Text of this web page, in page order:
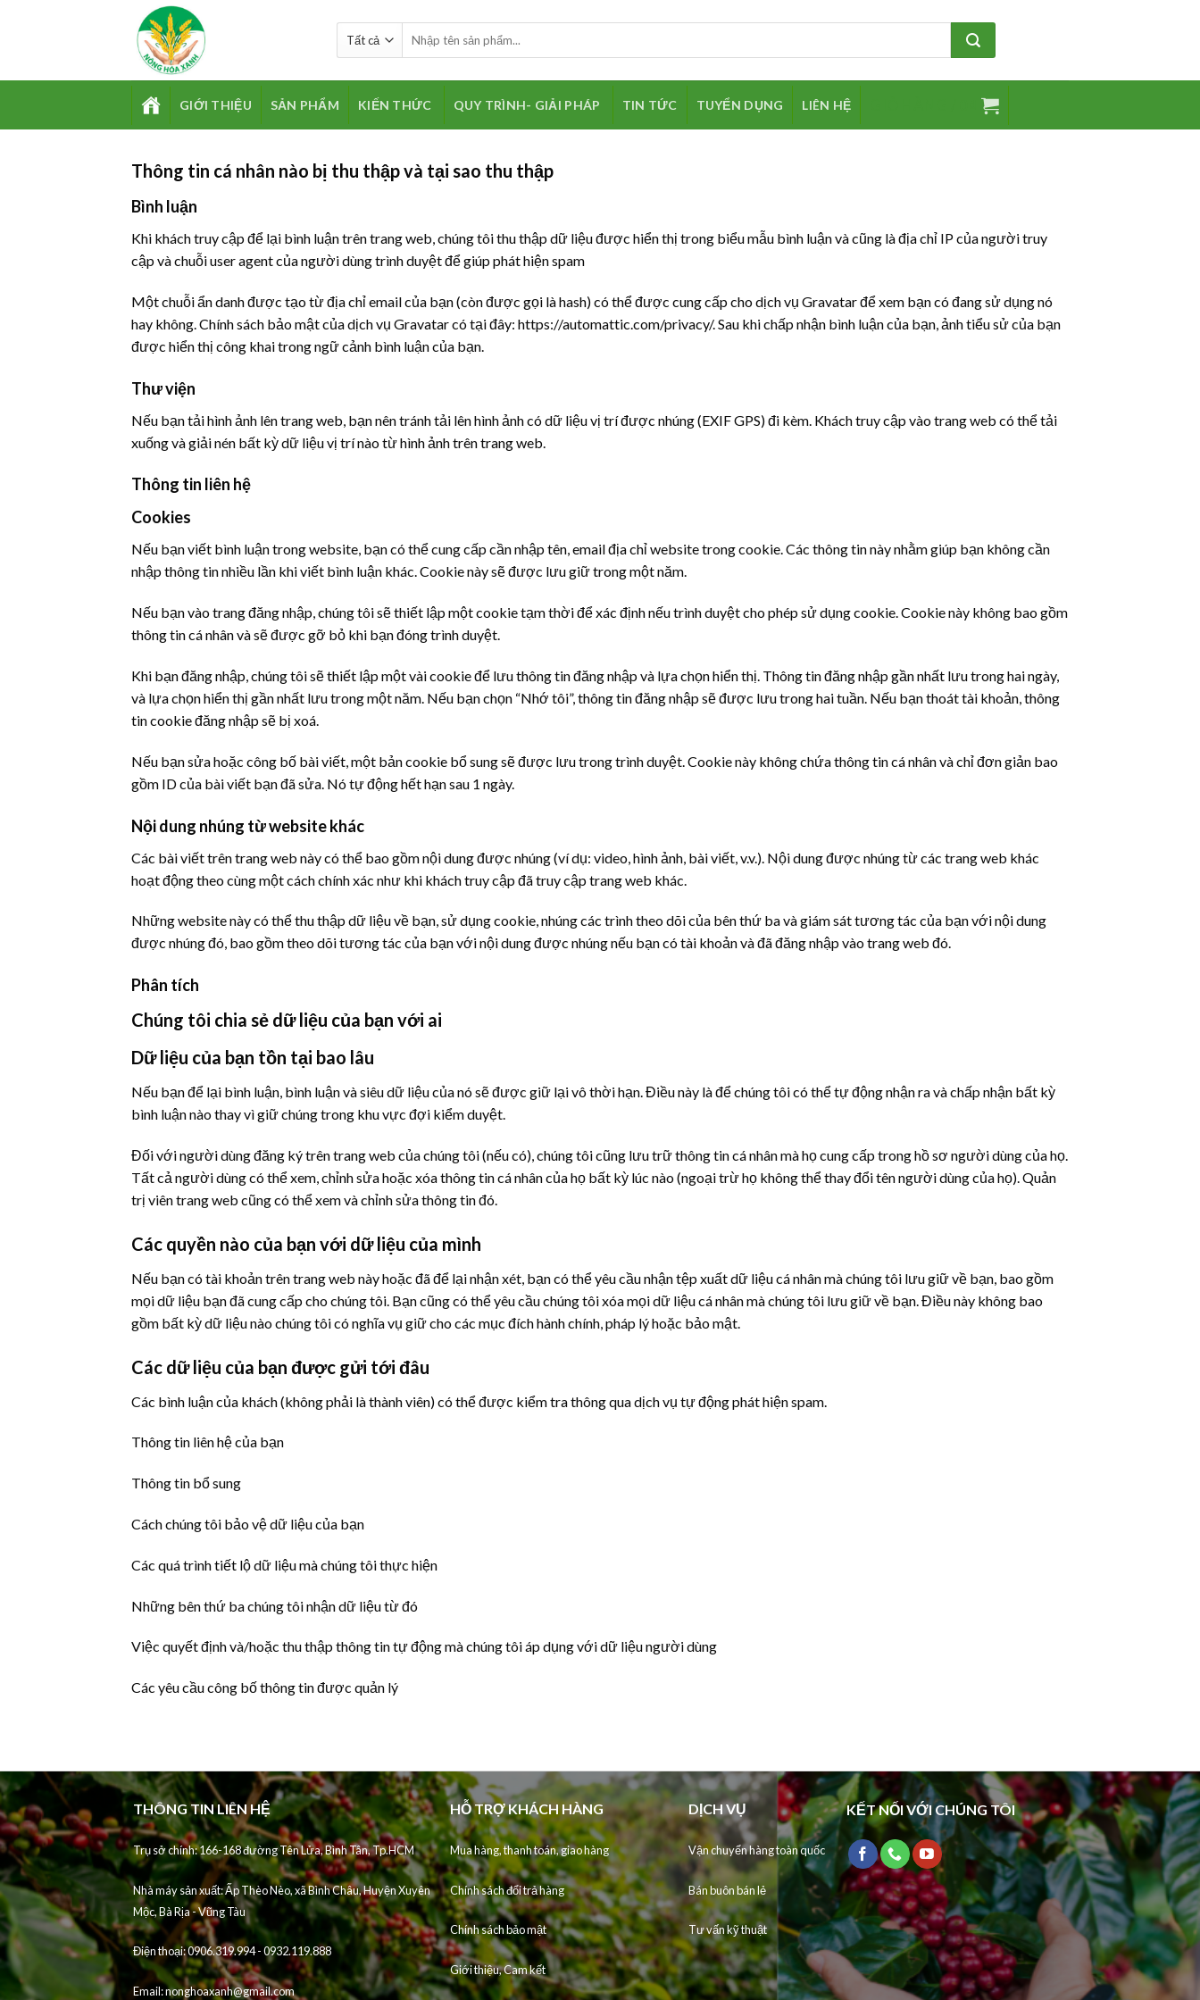
for:
TRANG
CHỦ
GIỚI THIỆU SẢN PHẨM KIẾN THỨC QUY TRÌNH- GIẢI PHÁP TIN TỨC TUYỂN DỤNG LIÊN HỆ
Thông tin cá nhân nào bị thu thập và tại sao thu thập
Bình luận
Khi khách truy cập để lại bình luận trên trang web, chúng tôi thu thập dữ liệu được hiển thị trong biểu mẫu bình luận và cũng là địa chỉ IP của người truy
cập và chuỗi user agent của người dùng trình duyệt để giúp phát hiện spam
Một chuỗi ẩn danh được tạo từ địa chỉ email của bạn (còn được gọi là hash) có thể được cung cấp cho dịch vụ Gravatar để xem bạn có đang sử dụng nó
hay không. Chính sách bảo mật của dịch vụ Gravatar có tại đây: https://automattic.com/privacy/. Sau khi chấp nhận bình luận của bạn, ảnh tiểu sử của bạn
được hiển thị công khai trong ngữ cảnh bình luận của bạn.
Thư viện
Nếu bạn tải hình ảnh lên trang web, bạn nên tránh tải lên hình ảnh có dữ liệu vị trí được nhúng (EXIF GPS) đi kèm. Khách truy cập vào trang web có thể tải
xuống và giải nén bất kỳ dữ liệu vị trí nào từ hình ảnh trên trang web.
Thông tin liên hệ
Cookies
Nếu bạn viết bình luận trong website, bạn có thể cung cấp cần nhập tên, email địa chỉ website trong cookie. Các thông tin này nhằm giúp bạn không cần
nhập thông tin nhiều lần khi viết bình luận khác. Cookie này sẽ được lưu giữ trong một năm.
Nếu bạn vào trang đăng nhập, chúng tôi sẽ thiết lập một cookie tạm thời để xác định nếu trình duyệt cho phép sử dụng cookie. Cookie này không bao gồm
thông tin cá nhân và sẽ được gỡ bỏ khi bạn đóng trình duyệt.
Khi bạn đăng nhập, chúng tôi sẽ thiết lập một vài cookie để lưu thông tin đăng nhập và lựa chọn hiển thị. Thông tin đăng nhập gần nhất lưu trong hai ngày,
và lựa chọn hiển thị gần nhất lưu trong một năm. Nếu bạn chọn “Nhớ tôi”, thông tin đăng nhập sẽ được lưu trong hai tuần. Nếu bạn thoát tài khoản, thông
tin cookie đăng nhập sẽ bị xoá.
Nếu bạn sửa hoặc công bố bài viết, một bản cookie bổ sung sẽ được lưu trong trình duyệt. Cookie này không chứa thông tin cá nhân và chỉ đơn giản bao
gồm ID của bài viết bạn đã sửa. Nó tự động hết hạn sau 1 ngày.
Nội dung nhúng từ website khác
Các bài viết trên trang web này có thể bao gồm nội dung được nhúng (ví dụ: video, hình ảnh, bài viết, v.v.). Nội dung được nhúng từ các trang web khác
hoạt động theo cùng một cách chính xác như khi khách truy cập đã truy cập trang web khác.
Những website này có thể thu thập dữ liệu về bạn, sử dụng cookie, nhúng các trình theo dõi của bên thứ ba và giám sát tương tác của bạn với nội dung
được nhúng đó, bao gồm theo dõi tương tác của bạn với nội dung được nhúng nếu bạn có tài khoản và đã đăng nhập vào trang web đó.
Phân tích
Chúng tôi chia sẻ dữ liệu của bạn với ai
Dữ liệu của bạn tồn tại bao lâu
Nếu bạn để lại bình luận, bình luận và siêu dữ liệu của nó sẽ được giữ lại vô thời hạn. Điều này là để chúng tôi có thể tự động nhận ra và chấp nhận bất kỳ
bình luận nào thay vì giữ chúng trong khu vực đợi kiểm duyệt.
Đối với người dùng đăng ký trên trang web của chúng tôi (nếu có), chúng tôi cũng lưu trữ thông tin cá nhân mà họ cung cấp trong hồ sơ người dùng của họ.
Tất cả người dùng có thể xem, chỉnh sửa hoặc xóa thông tin cá nhân của họ bất kỳ lúc nào (ngoại trừ họ không thể thay đổi tên người dùng của họ). Quản
trị viên trang web cũng có thể xem và chỉnh sửa thông tin đó.
Các quyền nào của bạn với dữ liệu của mình
Nếu bạn có tài khoản trên trang web này hoặc đã để lại nhận xét, bạn có thể yêu cầu nhận tệp xuất dữ liệu cá nhân mà chúng tôi lưu giữ về bạn, bao gồm
mọi dữ liệu bạn đã cung cấp cho chúng tôi. Bạn cũng có thể yêu cầu chúng tôi xóa mọi dữ liệu cá nhân mà chúng tôi lưu giữ về bạn. Điều này không bao
gồm bất kỳ dữ liệu nào chúng tôi có nghĩa vụ giữ cho các mục đích hành chính, pháp lý hoặc bảo mật.
Các dữ liệu của bạn được gửi tới đâu
Các bình luận của khách (không phải là thành viên) có thể được kiểm tra thông qua dịch vụ tự động phát hiện spam.
Thông tin liên hệ của bạn
Thông tin bổ sung
Cách chúng tôi bảo vệ dữ liệu của bạn
Các quá trình tiết lộ dữ liệu mà chúng tôi thực hiện
Những bên thứ ba chúng tôi nhận dữ liệu từ đó
Việc quyết định và/hoặc thu thập thông tin tự động mà chúng tôi áp dụng với dữ liệu người dùng
Các yêu cầu công bố thông tin được quản lý
THÔNG TIN LIÊN HỆ
Trụ sở chính: 166-168 đường Tên Lửa, Bình Tân, Tp.HCM
Nhà máy sản xuất:Ấp Thèo Nèo, xã Bình Châu, Huyện Xuyên
Mộc, Bà Rịa - Vũng Tàu
Điện thoại:0906.319.994 - 0932.119.888
Email:nonghoaxanh@gmail.com
HỖ TRỢ KHÁCH HÀNG
Mua hàng, thanh toán, giao hàng
Chính sách đổi trả hàng
Chính sách bảo mật
Giới thiệu, Cam kết
DỊCH VỤ
Vận chuyển hàng toàn quốc
Bán buôn bán lẻ
Tư vấn kỹ thuật
KẾT NỐI VỚI CHÚNG TÔI